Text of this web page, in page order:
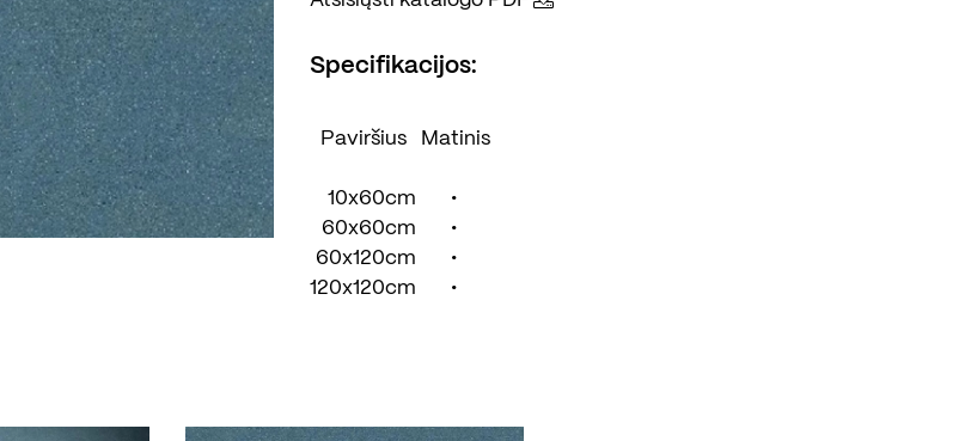
Specifikacijos:
Paviršius Matinis
10x60cm
•
60x60cm
•
60x120cm
•
120x120cm
•